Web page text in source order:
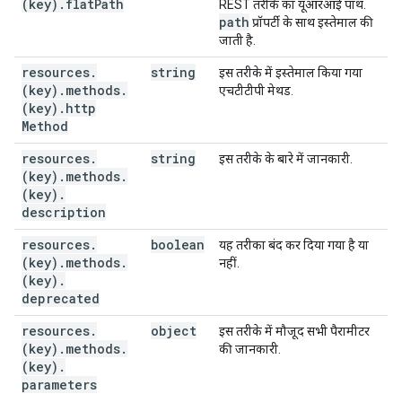
(key) . flatPath
REST तरीके का यूआरआई पाथ.
path प्रॉपर्टी के साथ इस्तेमाल की
जाती है.
resources.
(key) . methods.
(key) . http
Method
string
इस तरीके में इस्तेमाल किया गया
एचटीटीपी मेथड.
resources.
(key) . methods.
(key) .
description
string इस तरीके के बारे में जानकारी.
resources.
(key) . methods.
(key) .
deprecated
boolean
यह तरीका बंद कर दिया गया है या
नहीं.
resources.
(key) . methods.
(key) .
parameters
object
इस तरीके में मौजूद सभी पैरामीटर
की जानकारी.